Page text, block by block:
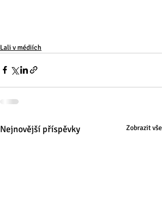
Lali v médiích
Nejnovější příspěvky Zobrazit vše